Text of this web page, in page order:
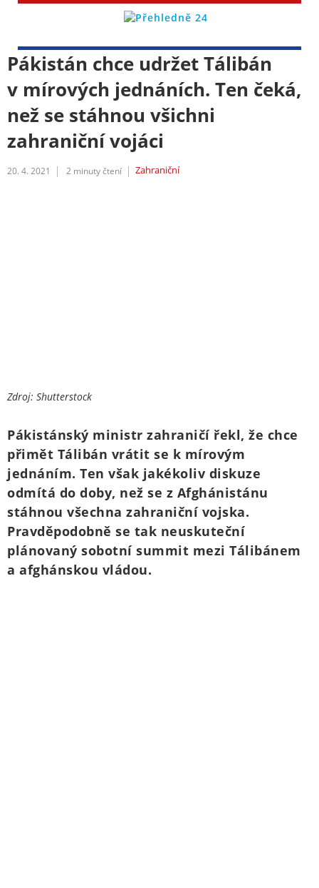
Pákistán chce udržet Tálibán
v mírových jednáních. Ten čeká,
než se stáhnou všichni
zahraniční vojáci
20. 4. 2021 2 minuty čtení Zahraniční
Zdroj: Shutterstock
Pákistánský ministr zahraničí řekl, že chce
přimět Tálibán vrátit se k mírovým
jednáním. Ten však jakékoliv diskuze
odmítá do doby, než se z Afghánistánu
stáhnou všechna zahraniční vojska.
Pravděpodobně se tak neuskuteční
plánovaný sobotní summit mezi Tálibánem
a afghánskou vládou.